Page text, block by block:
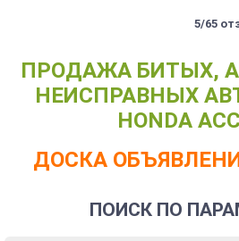
5/65
ПРОДАЖА БИТЫХ,
НЕИСПРАВНЫХ
HONDA
ДОСКА
ПОИСК ПО